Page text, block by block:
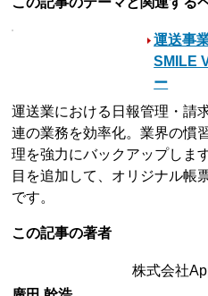
運送事
SMILE
ー
運送業における日報管理・請
連の業務を効率化。業界の慣
理を強力にバックアップしま
目を追加して、オリジナル帳
です。
この記事の著者
株式会社